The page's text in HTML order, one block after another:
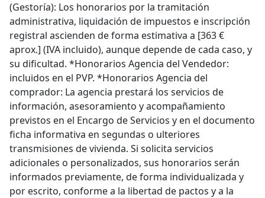
(Gestoría): Los honorarios por la tramitación
administrativa, liquidación de impuestos e inscripción
registral ascienden de forma estimativa a [363 €
aprox.] (IVA incluido), aunque depende de cada caso, y
su dificultad. *Honorarios Agencia del Vendedor:
incluidos en el PVP. *Honorarios Agencia del
comprador: La agencia prestará los servicios de
información, asesoramiento y acompañamiento
previstos en el Encargo de Servicios y en el documento
ficha informativa en segundas o ulteriores
transmisiones de vivienda. Si solicita servicios
adicionales o personalizados, sus honorarios serán
informados previamente, de forma individualizada y
por escrito, conforme a la libertad de pactos y a la